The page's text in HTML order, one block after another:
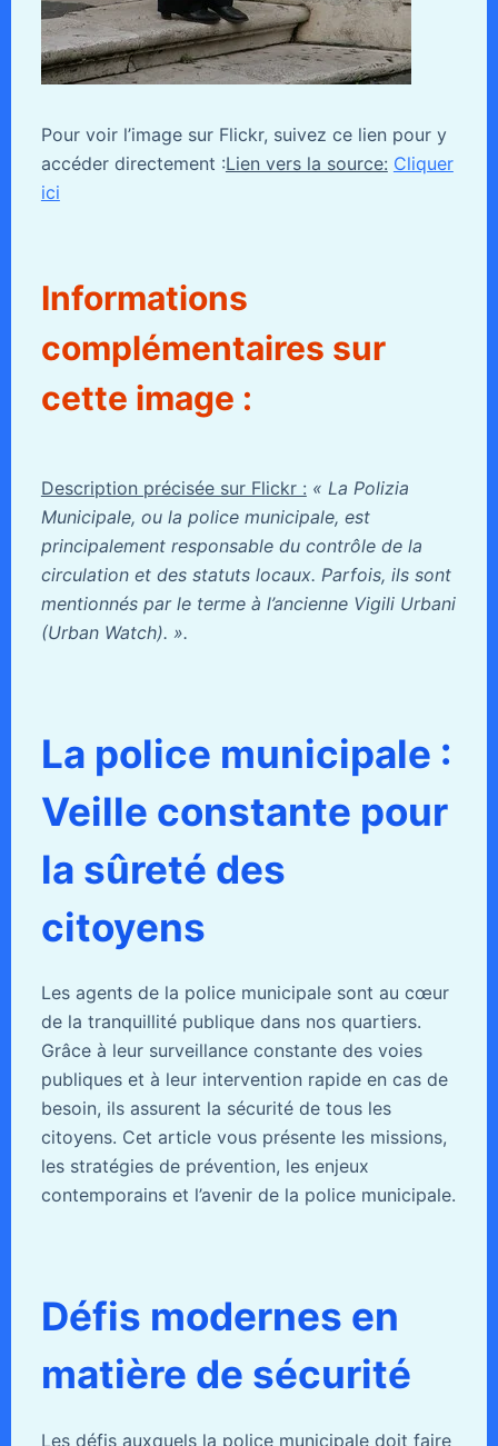
Pour voir l’image sur Flickr, suivez ce lien pour y
accéder directement :Lien vers la source: Cliquer
ici
Informations
complémentaires sur
cette image :
Description précisée sur Flickr : « La Polizia
Municipale, ou la police municipale, est
principalement responsable du contrôle de la
circulation et des statuts locaux. Parfois, ils sont
mentionnés par le terme à l’ancienne Vigili Urbani
(Urban Watch). ».
La police municipale :
Veille constante pour
la sûreté des
citoyens
Les agents de la police municipale sont au cœur
de la tranquillité publique dans nos quartiers.
Grâce à leur surveillance constante des voies
publiques et à leur intervention rapide en cas de
besoin, ils assurent la sécurité de tous les
citoyens. Cet article vous présente les missions,
les stratégies de prévention, les enjeux
contemporains et l’avenir de la police municipale.
Défis modernes en
matière de sécurité
Les défis auxquels la police municipale doit faire